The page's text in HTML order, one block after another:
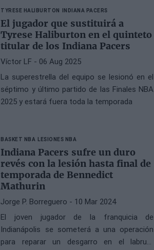
TYRESE HALIBURTON INDIANA PACERS
El jugador que sustituirá a
Tyrese Haliburton en el quinteto
titular de los Indiana Pacers
Víctor LF - 06 Aug 2025
La superestrella del equipo se lesionó en el
séptimo y último partido de las Finales NBA
2025 y estará fuera toda la temporada
BASKET NBA LESIONES NBA
Indiana Pacers sufre un duro
revés con la lesión hasta final de
temporada de Bennedict
Mathurin
Jorge P. Borreguero - 10 Mar 2024
El joven jugador de la franquicia de
Indianápolis se someterá a una operación
para reparar un desgarro en el labrum